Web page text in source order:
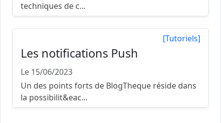
techniques de c...
[Tutoriels]
Les notifications Push
Le 15/06/2023
Un des points forts de BlogTheque réside dans
la possibilit&eac...